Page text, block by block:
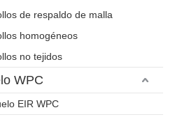
de respaldo de malla
homogéneos
no tejidos
WPC
EIR WPC